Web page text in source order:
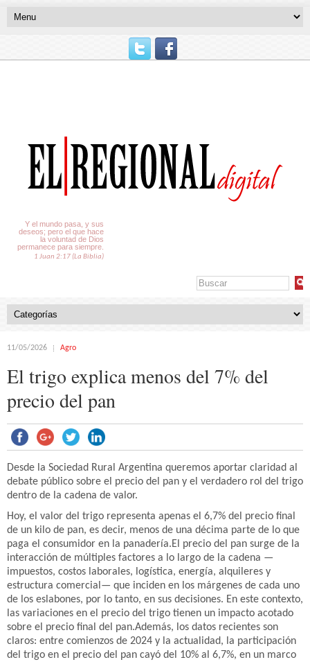
Y el mundo pasa, y sus
deseos; pero el que hace
la voluntad de Dios
permanece para siempre.
1 Juan 2:17 (La Biblia)
11/05/2026 Agro
El trigo explica menos del 7% del
precio del pan
Desde la Sociedad Rural Argentina queremos aportar claridad al
debate público sobre el precio del pan y el verdadero rol del trigo
dentro de la cadena de valor.
Hoy, el valor del trigo representa apenas el 6,7% del precio final
de un kilo de pan, es decir, menos de una décima parte de lo que
paga el consumidor en la panadería.El precio del pan surge de la
interacción de múltiples factores a lo largo de la cadena —
impuestos, costos laborales, logística, energía, alquileres y
estructura comercial— que inciden en los márgenes de cada uno
de los eslabones, por lo tanto, en sus decisiones. En este contexto,
las variaciones en el precio del trigo tienen un impacto acotado
sobre el precio final del pan.Además, los datos recientes son
claros: entre comienzos de 2024 y la actualidad, la participación
del trigo en el precio del pan cayó del 10% al 6,7%, en un marco